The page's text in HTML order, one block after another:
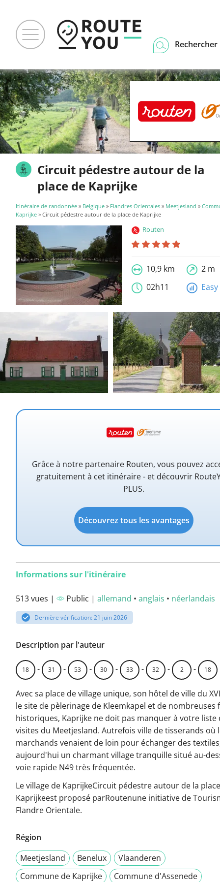
Circuit pédestre autour de la
place de Kaprijke
Itinéraire de randonnée » Belgique » Flandres Orientales » Meetjesland »
Kaprijke » Circuit pédestre autour de la place de Kaprijke
Routen
10,9 km
2 m
02h11
Easy
Grâce à notre partenaire Routen, vous pouvez
gratuitement à cet itinéraire - et découvrir
PLUS.
Découvrez tous les avantages
Informations sur l'itinéraire
513 vues | Public | allemand • anglais • néerlandais
Dernière vérification: 21 juin 2026
Description par l'auteur
18 - 31 - 53 - 30 - 33 - 32 - 2 - 18
Avec sa place de village unique, son hôtel de ville du
le site de pèlerinage de Kleemkapel et de nombreuses
historiques, Kaprijke ne doit pas manquer à votre liste
visites du Meetjesland. Autrefois ville de tisserands où
marchands venaient de loin pour échanger des
aujourd'hui un charmant village tranquille situé au-
voie rapide N49 très fréquentée.
Le village de KaprijkeCircuit pédestre autour de la
Kaprijkeest proposé parRoutenune initiative de
Flandre Orientale.
Région
Meetjesland
Benelux
Vlaanderen
Commune de Kaprijke
Commune d'Assenede